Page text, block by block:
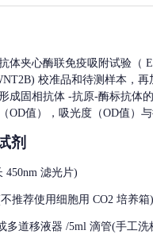
体夹心酶联免疫吸附试验（
校准品和待测样本，再
成固相抗体 -抗原-酶标抗体
OD值），吸光度（OD值）
剂
450nm 滤光片)
推荐使用细胞用 CO2 培养箱)
多道移液器 /5ml 滴管(手工洗